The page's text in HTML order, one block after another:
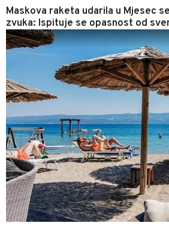
Maskova raketa udarila u Mjesec
zvuka: Ispituje se opasnost od